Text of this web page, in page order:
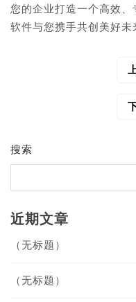
您的企业打造一个高效
软件与您携手共创美好未
搜索
近期文章
（无标题）
（无标题）